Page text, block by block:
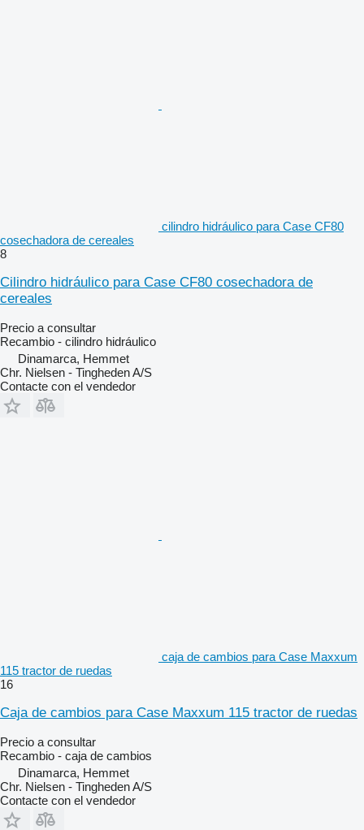
cilindro hidráulico para Case CF80
cosechadora de cereales
8
Cilindro hidráulico para Case CF80 cosechadora de
cereales
Precio a consultar
Recambio - cilindro hidráulico
Dinamarca, Hemmet
Chr. Nielsen - Tingheden A/S
Contacte con el vendedor
caja de cambios para Case Maxxum
115 tractor de ruedas
16
Caja de cambios para Case Maxxum 115 tractor de ruedas
Precio a consultar
Recambio - caja de cambios
Dinamarca, Hemmet
Chr. Nielsen - Tingheden A/S
Contacte con el vendedor